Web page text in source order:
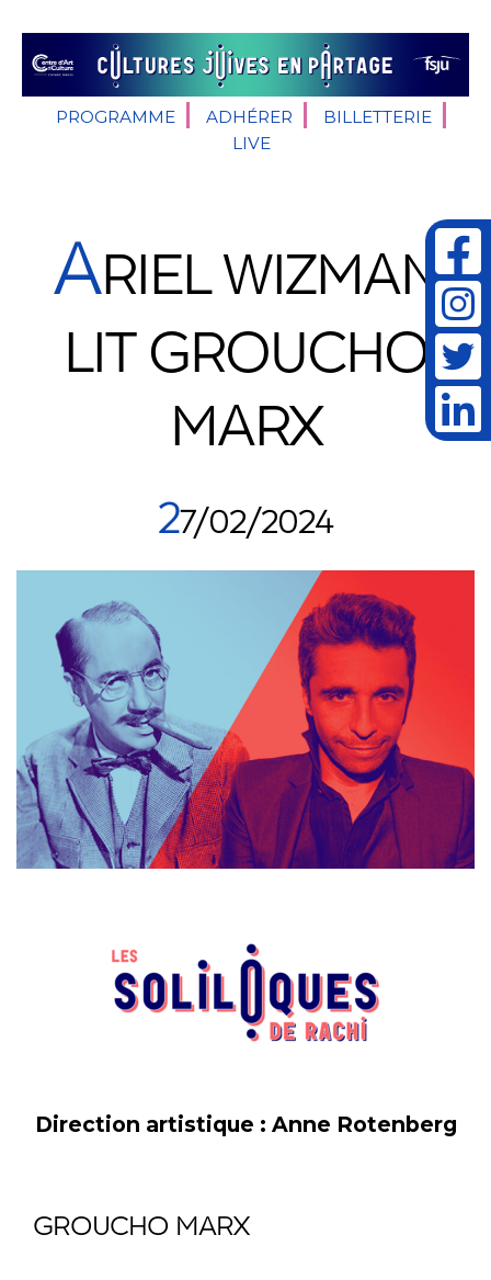
PROGRAMME ADHÉRER
BILLETTERIE
LIVE
ARIEL WIZMAN
LIT GROUCHO
MARX
27/02/2024
Direction artistique : Anne Rotenberg
GROUCHO MARX